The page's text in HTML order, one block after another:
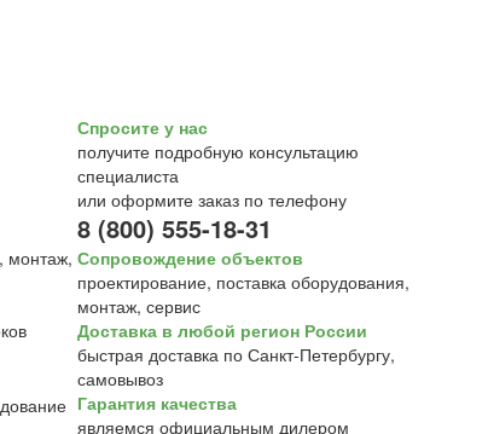
Спросите у нас
получите подробную консультацию
специалиста
или оформите заказ по телефону
8 (800) 555-18-31
Сопровождение объектов
проектирование, поставка оборудования,
монтаж, сервис
Доставка в любой регион России
быстрая доставка по Санкт-Петербургу,
самовывоз
Гарантия качества
являемся официальным дилером